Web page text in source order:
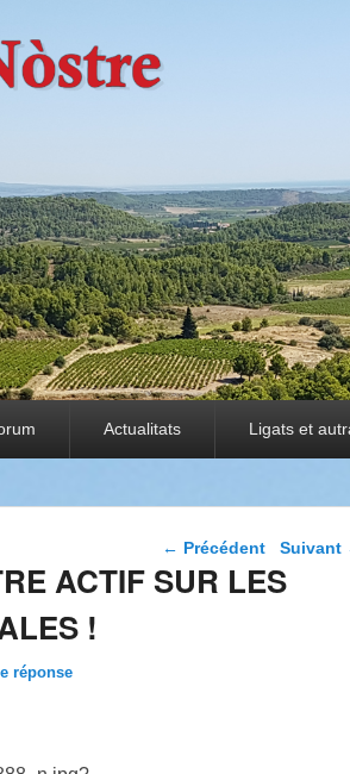
Actualitats Ligats et
Navigation dans
← Précédent Suivant
ACTIF SUR LES
!
réponse